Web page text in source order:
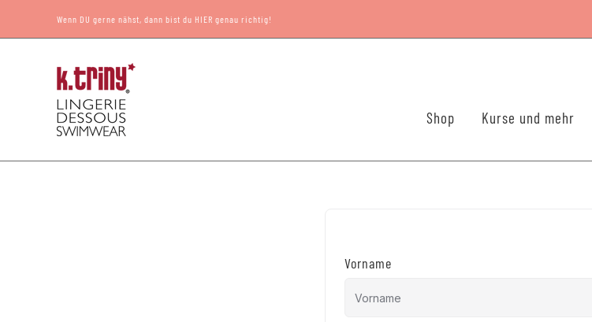
Wenn DU gerne nähst, dann bist du HIER genau richtig!
Shop Kurse und mehr
Vorname